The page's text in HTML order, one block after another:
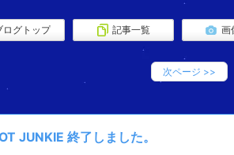
ログトップ 記事一覧 画
次ページ >>
JUNKIE 終了しました。